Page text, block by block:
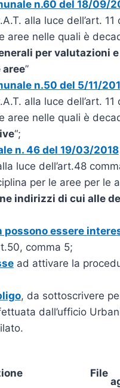
n.60 del 18/09/
alla luce dell’art.
nelle quali è
per valutazioni
”
n.50 del 5/11/
alla luce dell’art.
aree nelle quali è
“;
n. 46 del 19/03/2018
luce dell’art.48
per le aree per le
indirizzi di cui alle
essere
comma 5;
ad attivare la
, da sottoscrivere
dall’ufficio
File